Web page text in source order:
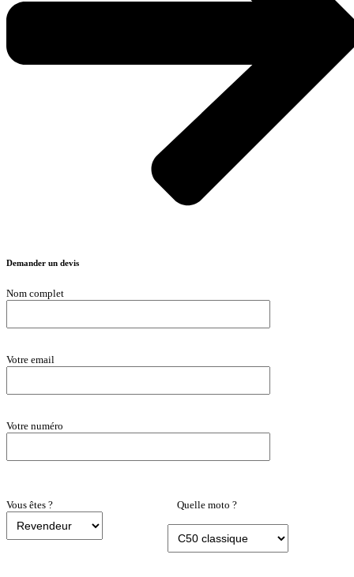
Demander un devis
Nom complet
Votre email
Votre numéro
Vous êtes ?
‎ ‎ ‎ ‎ Quelle moto ?